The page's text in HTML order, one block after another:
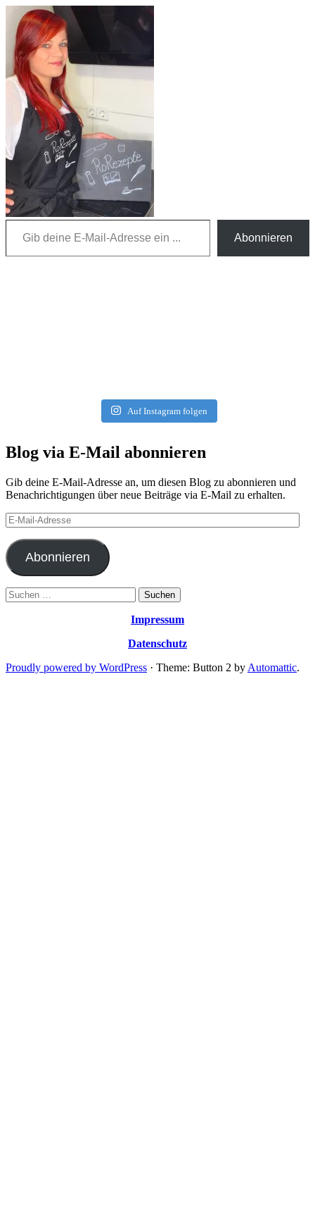
Gib deine E-Mail-Adresse ein ...
Abonnieren
Auf Instagram folgen
Blog via E-Mail abonnieren
Gib deine E-Mail-Adresse an, um diesen Blog zu abonnieren und
Benachrichtigungen über neue Beiträge via E-Mail zu erhalten.
E-
Mail-
Adresse
Abonnieren
Suchen
nach:
Impressum
Datenschutz
Proudly powered by WordPress · Theme: Button 2 by Automattic.